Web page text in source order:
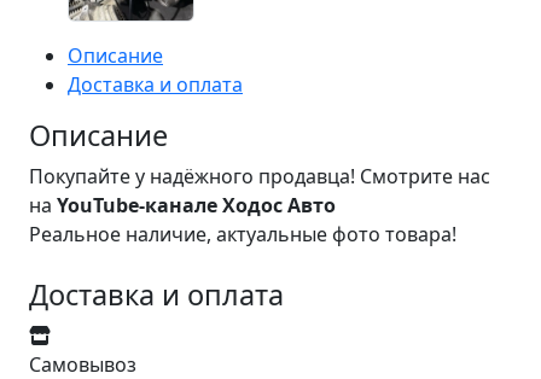
Описание
Доставка и оплата
Описание
Покупайте у надёжного продавца! Смотрите нас
на YouTube-канале Ходос Авто
Реальное наличие, актуальные фото товара!
Доставка и оплата
Самовывоз